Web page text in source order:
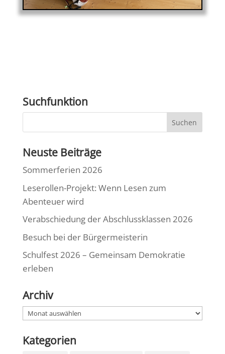
Suchfunktion
Neuste Beiträge
Sommerferien 2026
Leserollen-Projekt: Wenn Lesen zum
Abenteuer wird
Verabschiedung der Abschlussklassen 2026
Besuch bei der Bürgermeisterin
Schulfest 2026 – Gemeinsam Demokratie
erleben
Archiv
Archiv
Kategorien